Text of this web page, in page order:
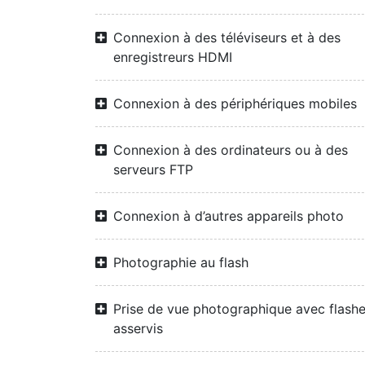
Connexion à des téléviseurs et à des
enregistreurs HDMI
Connexion à des périphériques mobiles
Connexion à des ordinateurs ou à des
serveurs FTP
Connexion à d’autres appareils photo
Photographie au flash
Prise de vue photographique avec
asservis